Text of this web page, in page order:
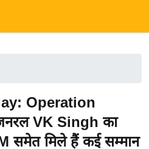
Operation
VK Singh का
समेत मिले हैं कई सम्मान